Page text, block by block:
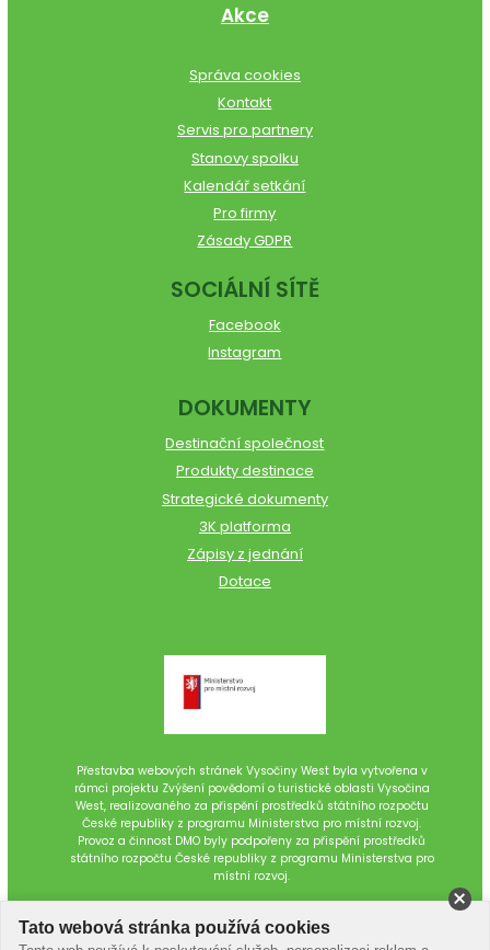
Akce
Správa cookies
Kontakt
Servis pro partnery
Stanovy spolku
Kalendář setkání
Pro firmy
Zásady GDPR
SOCIÁLNÍ SÍTĚ
Facebook
Instagram
DOKUMENTY
Destinační společnost
Produkty destinace
Strategické dokumenty
3K platforma
Zápisy z jednání
Dotace
Přestavba webových stránek Vysočiny West byla vytvořena v
rámci projektu Zvýšení povědomí o turistické oblasti Vysočina
West, realizovaného za přispění prostředků státního rozpočtu
České republiky z programu Ministerstva pro místní rozvoj.
Provoz a činnost DMO byly podpořeny za přispění prostředků
státního rozpočtu České republiky z programu Ministerstva pro
místní rozvoj.
Tato webová stránka používá cookies